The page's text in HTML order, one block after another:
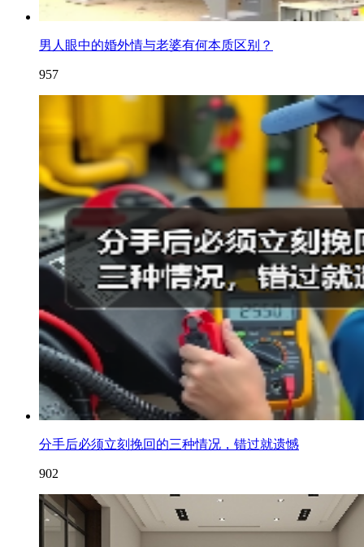
男人眼中的婚外情与老婆有何本质区别？
957
分手后必须立刻挽回的三种情况，错过就遗憾
902